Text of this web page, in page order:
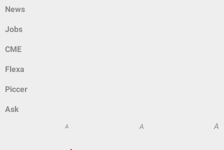
News
Jobs
CME
Flexa
Piccer
Ask
A A A